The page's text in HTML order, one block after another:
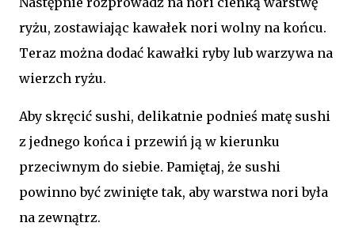
ryżu, zostawiając kawałek nori wolny na końcu.
Teraz można dodać kawałki ryby lub warzywa na
wierzch ryżu.
Aby skręcić sushi, delikatnie podnieś matę sushi
z jednego końca i przewiń ją w kierunku
przeciwnym do siebie. Pamiętaj, że sushi
powinno być zwinięte tak, aby warstwa nori była
na zewnątrz.